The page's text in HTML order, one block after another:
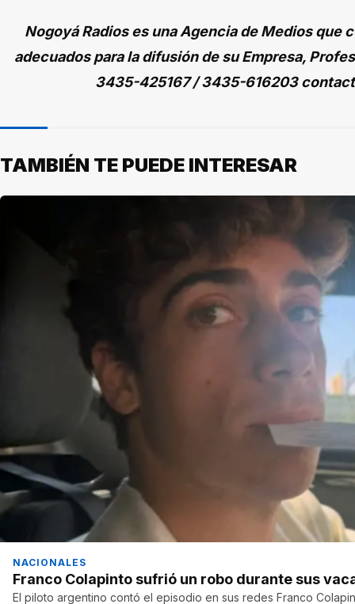
Nogoyá Radios es una Agencia de Medios
adecuados para la difusión de su Empresa,
3435-425167 / 3435-616203
TAMBIÉN TE PUEDE INTERESAR
NACIONALES
Franco Colapinto sufrió un robo durante sus
El piloto argentino contó el episodio en sus redes Franco